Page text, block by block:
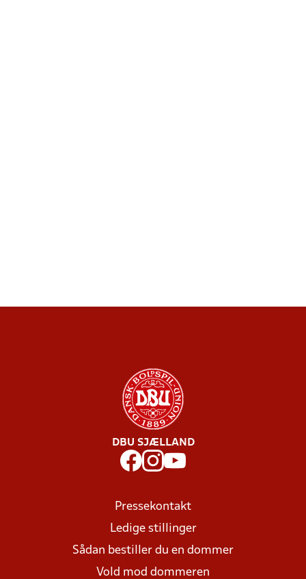
DBU SJÆLLAND
Pressekontakt
Ledige stillinger
Sådan bestiller du en dommer
Vold mod dommeren